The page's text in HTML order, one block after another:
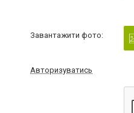
Завантажити фото:
Авторизуватись